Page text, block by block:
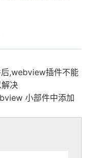
,webview插件不能
决
小部件中添加